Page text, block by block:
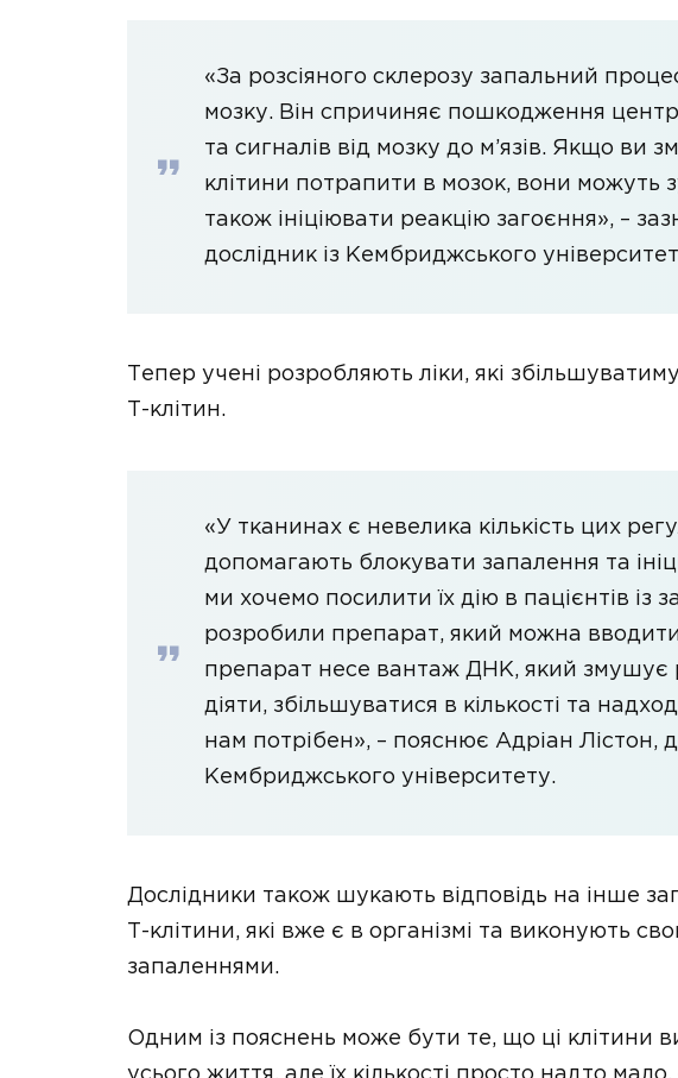
«За розсіяного склерозу запальний
мозку. Він спричиняє пошкодження
та сигналів від мозку до м’язів. Якщо ви
клітини потрапити в мозок, вони можуть
також ініціювати реакцію загоєння», –
дослідник із Кембриджського
Тепер учені розробляють ліки, які
Т-клітин.
«У тканинах є невелика кількість цих
допомагають блокувати запалення та
ми хочемо посилити їх дію в пацієнтів
розробили препарат, який можна
препарат несе вантаж ДНК, який змушує
діяти, збільшуватися в кількості та
нам потрібен», – пояснює Адріан Лістон,
Кембриджського університету.
Дослідники також шукають відповідь на інше
Т-клітини, які вже є в організмі та виконують
запаленнями.
Одним із пояснень може бути те, що ці клітини